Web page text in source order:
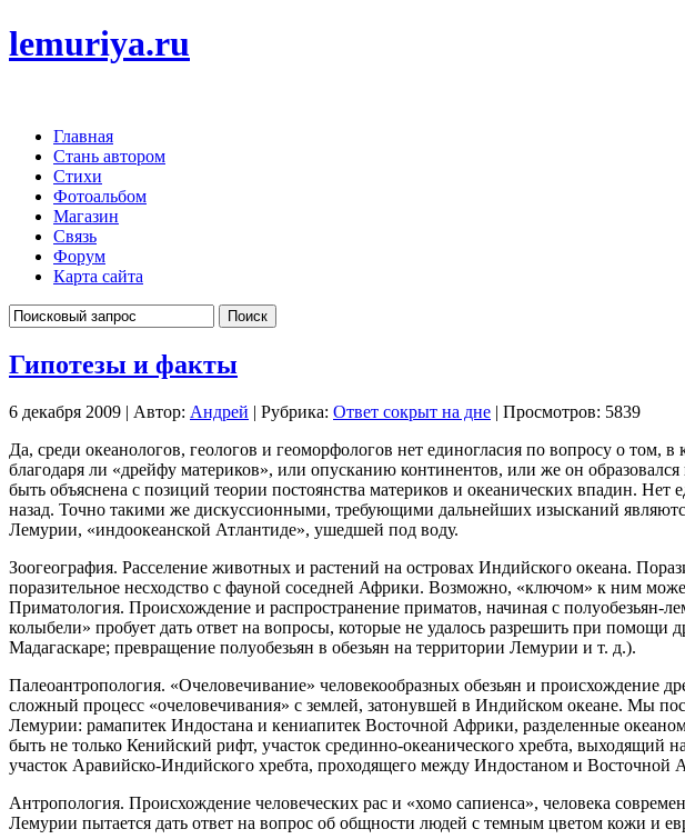
lemuriya.ru
Главная
Стань автором
Стихи
Фотоальбом
Магазин
Связь
Форум
Карта сайта
Гипотезы и факты
6 декабря 2009 | Автор: Андрей | Рубрика: Ответ сокрыт на дне | Просмотров: 5839
Да, среди океанологов, геологов и геоморфологов нет единогласия по вопросу о
благодаря ли «дрейфу материков», или опусканию континентов, или же он
быть объяснена с позиций теории постоянства материков и океанических впадин.
назад. Точно такими же дискуссионными, требующими дальнейших изысканий
Лемурии, «индоокеанской Атлантиде», ушедшей под воду.
Зоогеография. Расселение животных и растений на островах Индийского океана.
поразительное несходство с фауной соседней Африки. Возможно, «ключом» к ним
Приматология. Происхождение и распространение приматов, начиная с полуобезьян-
колыбели» пробует дать ответ на вопросы, которые не удалось разрешить при
Мадагаскаре; превращение полуобезьян в обезьян на территории Лемурии и т. д.).
Палеоантропология. «Очеловечивание» человекообразных обезьян и происхождение
сложный процесс «очеловечивания» с землей, затонувшей в Индийском океане. Мы
Лемурии: рамапитек Индостана и кениапитек Восточной Африки, разделенные
быть не только Кенийский рифт, участок срединно-океанического хребта,
участок Аравийско-Индийского хребта, проходящего между Индостаном и Восточной
Антропология. Происхождение человеческих рас и «хомо сапиенса», человека
Лемурии пытается дать ответ на вопрос об общности людей с темным цветом кожи